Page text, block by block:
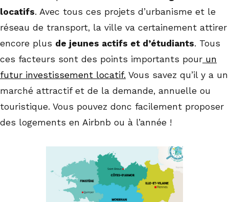
locatifs. Avec tous ces projets d’urbanisme et le
réseau de transport, la ville va certainement attirer
encore plus de jeunes actifs et d’étudiants. Tous
ces facteurs sont des points importants pour un
futur investissement locatif. Vous savez qu’il y a un
marché attractif et de la demande, annuelle ou
touristique. Vous pouvez donc facilement proposer
des logements en Airbnb ou à l’année !